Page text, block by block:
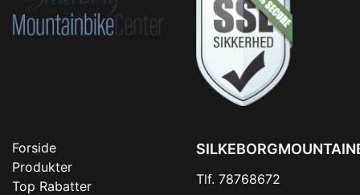
Forside
Produkter
Top Rabatter
Tlf. 78768672